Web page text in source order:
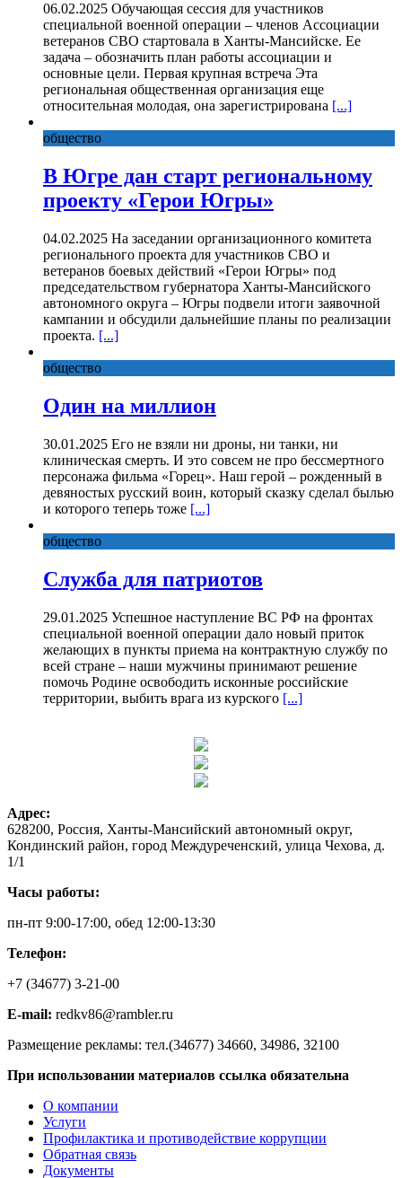
06.02.2025 Обучающая сессия для участников
специальной военной операции – членов Ассоциации
ветеранов СВО стартовала в Ханты-Мансийске. Ее
задача – обозначить план работы ассоциации и
основные цели. Первая крупная встреча Эта
региональная общественная организация еще
относительная молодая, она зарегистрирована [...]
общество
В Югре дан старт региональному
проекту «Герои Югры»
04.02.2025 На заседании организационного комитета
регионального проекта для участников СВО и
ветеранов боевых действий «Герои Югры» под
председательством губернатора Ханты-Мансийского
автономного округа – Югры подвели итоги заявочной
кампании и обсудили дальнейшие планы по реализации
проекта. [...]
общество
Один на миллион
30.01.2025 Его не взяли ни дроны, ни танки, ни
клиническая смерть. И это совсем не про бессмертного
персонажа фильма «Горец». Наш герой – рожденный в
девяностых русский воин, который сказку сделал былью
и которого теперь тоже [...]
общество
Служба для патриотов
29.01.2025 Успешное наступление ВС РФ на фронтах
специальной военной операции дало новый приток
желающих в пункты приема на контрактную службу по
всей стране – наши мужчины принимают решение
помочь Родине освободить исконные российские
территории, выбить врага из курского [...]
Адрес:
628200, Россия, Ханты-Мансийский автономный округ,
Кондинский район, город Междуреченский, улица Чехова, д.
1/1
Часы работы:
пн-пт 9:00-17:00, обед 12:00-13:30
Телефон:
+7 (34677) 3-21-00
E-mail: redkv86@rambler.ru
Размещение рекламы: тел.(34677) 34660, 34986, 32100
При использовании материалов ссылка обязательна
О компании
Услуги
Профилактика и противодействие коррупции
Обратная связь
Документы